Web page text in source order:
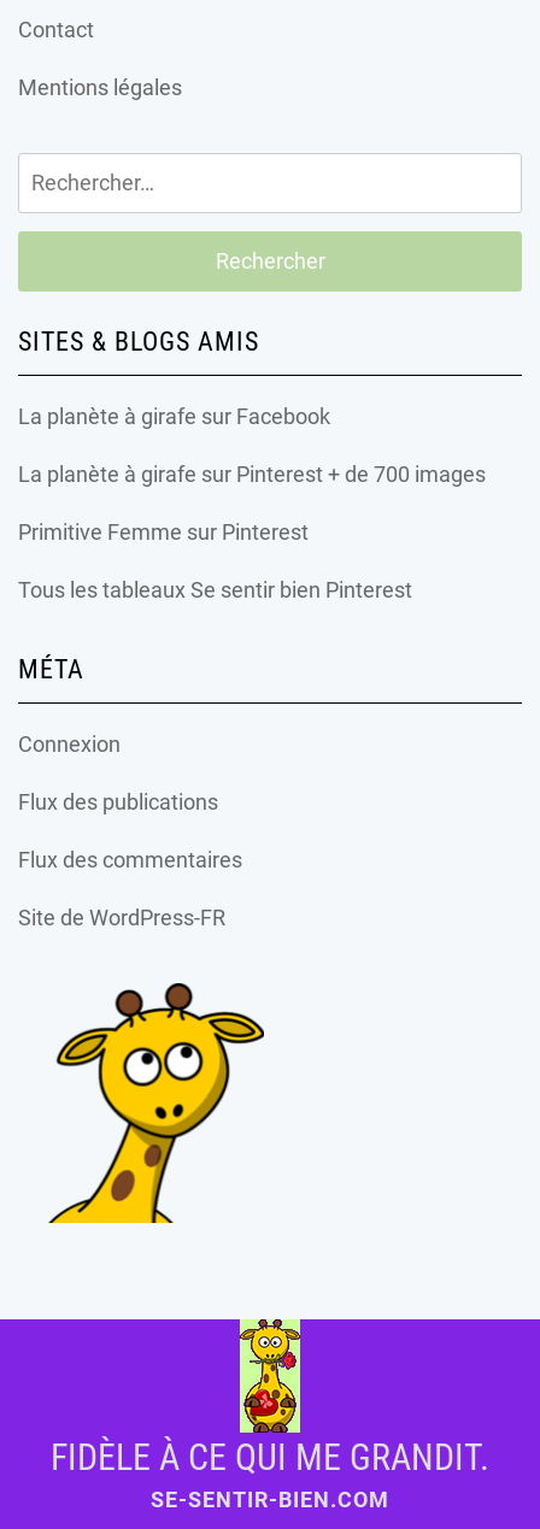
Contact
Mentions légales
Rechercher :
SITES & BLOGS AMIS
La planète à girafe sur Facebook
La planète à girafe sur Pinterest + de 700 images
Primitive Femme sur Pinterest
Tous les tableaux Se sentir bien Pinterest
MÉTA
Connexion
Flux des publications
Flux des commentaires
Site de WordPress-FR
FIDÈLE À CE QUI ME GRANDIT.
SE-SENTIR-BIEN.COM